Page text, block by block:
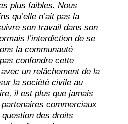
plus faibles. Nous
qu’elle n’ait pas la
son travail dans son
l’interdiction de se
la communauté
confondre cette
un relâchement de la
la société civile au
il est plus que jamais
commerciaux
des droits